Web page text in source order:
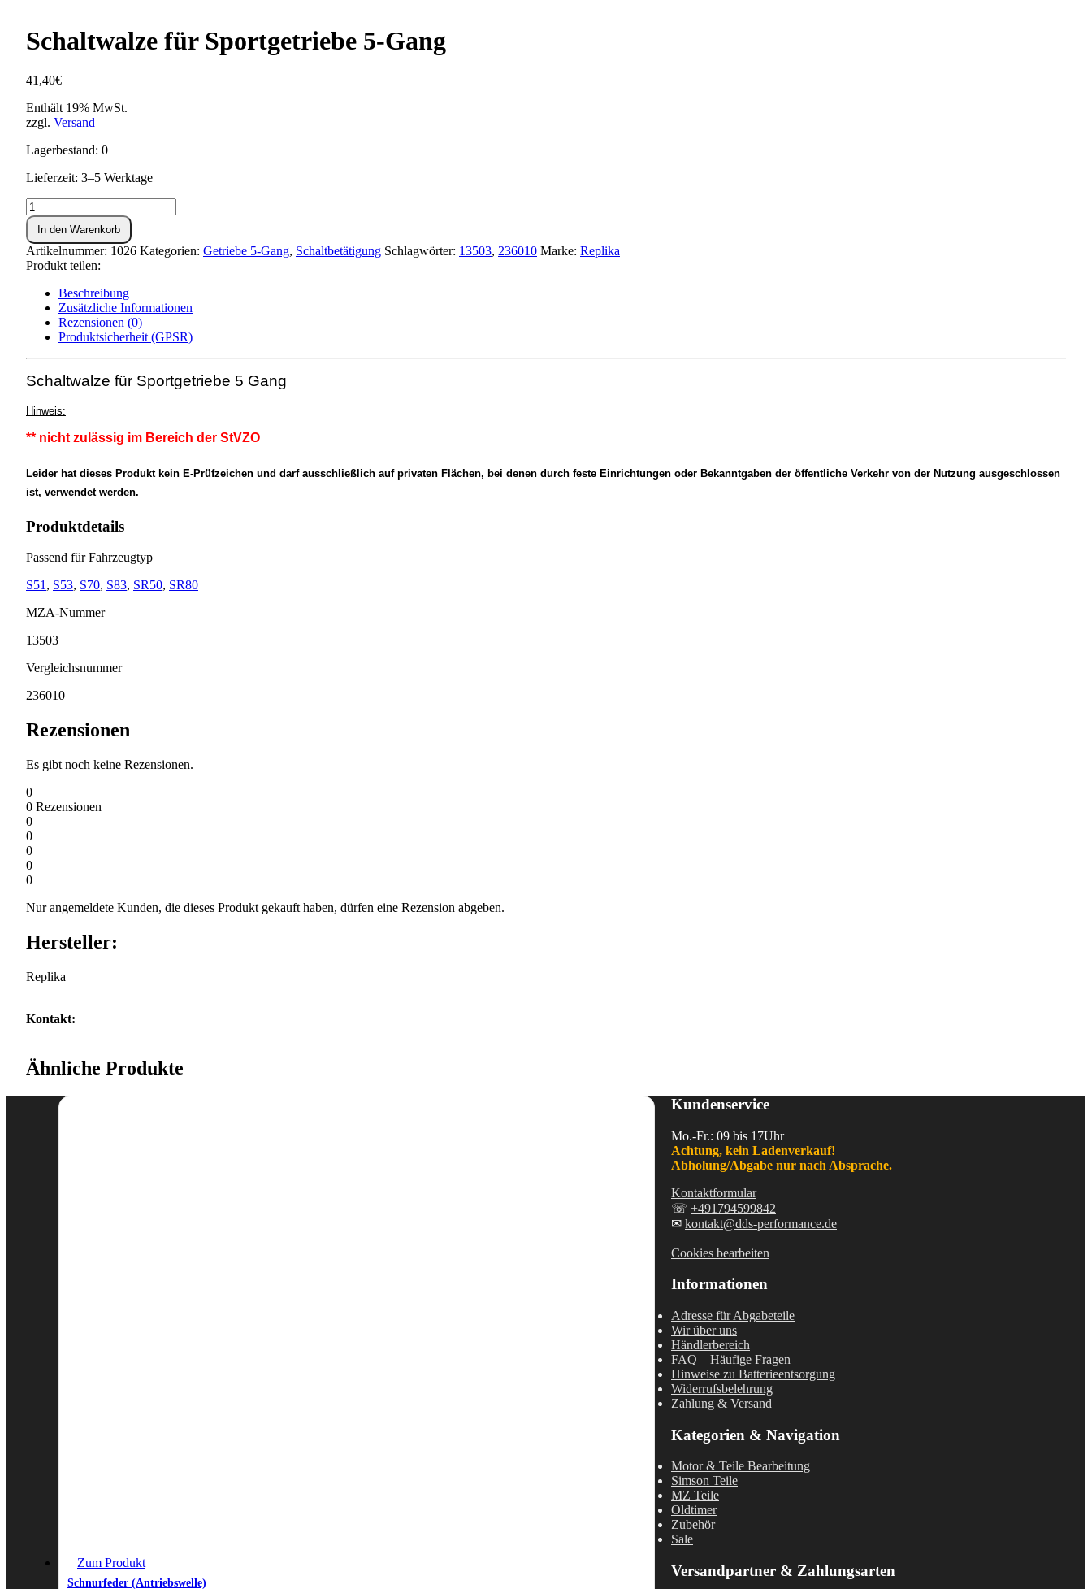
Schaltwalze für Sportgetriebe 5-Gang
41,40€
Enthält 19% MwSt.
zzgl. Versand
Lagerbestand: 0
Lieferzeit: 3–5 Werktage
Schaltwalze
für
Sportgetriebe
5-
Gang
In den Warenkorb
Artikelnummer: 1026 Kategorien: Getriebe 5-Gang, Schaltbetätigung Schlagwörter: 13503, 236010 Marke: Replika
Produkt teilen:
Beschreibung
Zusätzliche Informationen
Rezensionen (0)
Produktsicherheit (GPSR)
Schaltwalze für Sportgetriebe 5 Gang
Hinweis:
** nicht zulässig im Bereich der StVZO
Leider hat dieses Produkt kein E-Prüfzeichen und darf ausschließlich auf privaten Flächen, bei denen durch feste Einrichtungen oder Bekanntgaben der öffentliche Verkehr von der Nutzung ausgeschlossen
ist, verwendet werden.
Produktdetails
Passend für Fahrzeugtyp
S51, S53, S70, S83, SR50, SR80
MZA-Nummer
13503
Vergleichsnummer
236010
Rezensionen
Es gibt noch keine Rezensionen.
0
0 Rezensionen
0
0
0
0
0
Nur angemeldete Kunden, die dieses Produkt gekauft haben, dürfen eine Rezension abgeben.
Hersteller:
Replika
Kontakt:
Ähnliche Produkte
Zum Produkt
Schnurfeder (Antriebswelle)
Kundenservice
Mo.-Fr.: 09 bis 17Uhr
Achtung, kein Ladenverkauf!
Abholung/Abgabe nur nach Absprache.
Kontaktformular
☏ +491794599842
✉ kontakt@dds-performance.de
Cookies bearbeiten
Informationen
Adresse für Abgabeteile
Wir über uns
Händlerbereich
FAQ – Häufige Fragen
Hinweise zu Batterieentsorgung
Widerrufsbelehrung
Zahlung & Versand
Kategorien & Navigation
Motor & Teile Bearbeitung
Simson Teile
MZ Teile
Oldtimer
Zubehör
Sale
Versandpartner & Zahlungsarten